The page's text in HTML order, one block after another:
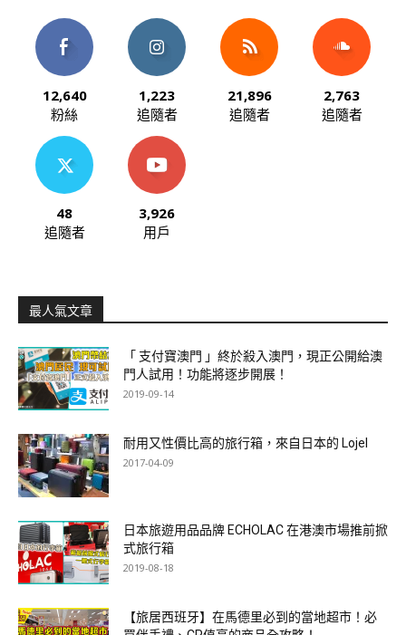
12,640
粉絲
1,223
追隨者
21,896
追隨者
2,763
追隨者
48
追隨者
3,926
用戶
最人氣文章
「 支付寶澳門 」終於殺入澳門，現正公開給澳
門人試用！功能將逐步開展！
2019-09-14
耐用又性價比高的旅行箱，來自日本的 Lojel
2017-04-09
日本旅遊用品品牌 ECHOLAC 在港澳市場推前掀
式旅行箱
2019-08-18
【旅居西班牙】在馬德里必到的當地超市！必